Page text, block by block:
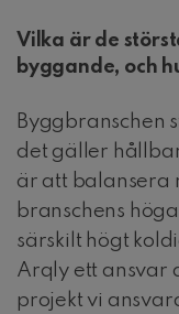
Vilka är de
byggande, och
Byggbranschen
det gäller
är att balansera
branschens
särskilt högt
Arqly ett ansvar
projekt vi